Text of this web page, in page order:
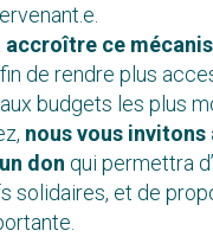
accroître ce
de rendre plus
budgets les plus
nous vous invitons
don qui permettra
solidaires, et de